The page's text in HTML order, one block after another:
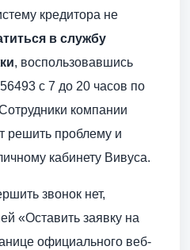
кредитора не
в службу
, воспользовавшись
с 7 до 20 часов по
компании
решить проблему и
кабинету Вивуса.
звонок нет,
«Оставить заявку на
официального веб-